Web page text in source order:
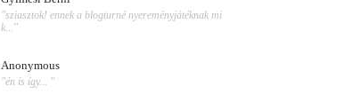
"sziasztok! ennek a blogturné nyereményjátéknak mi
k..."
Anonymous
"én is így... "